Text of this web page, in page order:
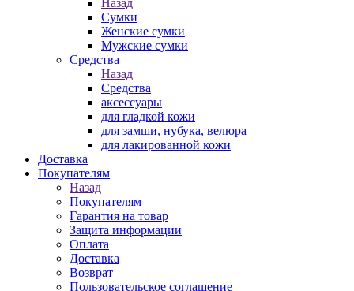
Назад
Сумки
Женские сумки
Мужские сумки
Средства
Назад
Средства
аксессуары
для гладкой кожи
для замши, нубука, велюра
для лакированной кожи
Доставка
Покупателям
Назад
Покупателям
Гарантия на товар
Защита информации
Оплата
Доставка
Возврат
Пользовательское соглашение